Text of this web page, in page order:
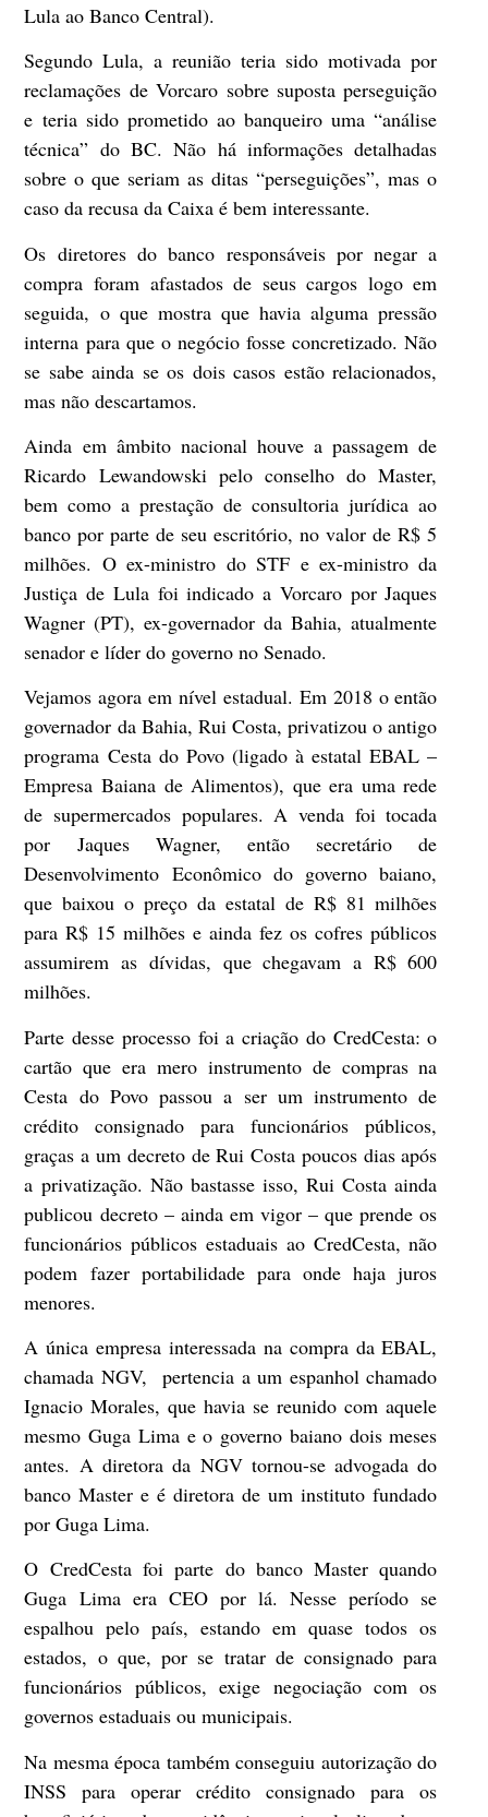
Lula ao Banco Central).
Segundo Lula, a reunião teria sido motivada por
reclamações de Vorcaro sobre suposta perseguição
e teria sido prometido ao banqueiro uma “análise
técnica” do BC. Não há informações detalhadas
sobre o que seriam as ditas “perseguições”, mas o
caso da recusa da Caixa é bem interessante.
Os diretores do banco responsáveis por negar a
compra foram afastados de seus cargos logo em
seguida, o que mostra que havia alguma pressão
interna para que o negócio fosse concretizado. Não
se sabe ainda se os dois casos estão relacionados,
mas não descartamos.
Ainda em âmbito nacional houve a passagem de
Ricardo Lewandowski pelo conselho do Master,
bem como a prestação de consultoria jurídica ao
banco por parte de seu escritório, no valor de R$ 5
milhões. O ex-ministro do STF e ex-ministro da
Justiça de Lula foi indicado a Vorcaro por Jaques
Wagner (PT), ex-governador da Bahia, atualmente
senador e líder do governo no Senado.
Vejamos agora em nível estadual. Em 2018 o então
governador da Bahia, Rui Costa, privatizou o antigo
programa Cesta do Povo (ligado à estatal EBAL –
Empresa Baiana de Alimentos), que era uma rede
de supermercados populares. A venda foi tocada
por Jaques Wagner, então secretário de
Desenvolvimento Econômico do governo baiano,
que baixou o preço da estatal de R$ 81 milhões
para R$ 15 milhões e ainda fez os cofres públicos
assumirem as dívidas, que chegavam a R$ 600
milhões.
Parte desse processo foi a criação do CredCesta: o
cartão que era mero instrumento de compras na
Cesta do Povo passou a ser um instrumento de
crédito consignado para funcionários públicos,
graças a um decreto de Rui Costa poucos dias após
a privatização. Não bastasse isso, Rui Costa ainda
publicou decreto – ainda em vigor – que prende os
funcionários públicos estaduais ao CredCesta, não
podem fazer portabilidade para onde haja juros
menores.
A única empresa interessada na compra da EBAL,
chamada NGV, pertencia a um espanhol chamado
Ignacio Morales, que havia se reunido com aquele
mesmo Guga Lima e o governo baiano dois meses
antes. A diretora da NGV tornou-se advogada do
banco Master e é diretora de um instituto fundado
por Guga Lima.
O CredCesta foi parte do banco Master quando
Guga Lima era CEO por lá. Nesse período se
espalhou pelo país, estando em quase todos os
estados, o que, por se tratar de consignado para
funcionários públicos, exige negociação com os
governos estaduais ou municipais.
Na mesma época também conseguiu autorização do
INSS para operar crédito consignado para os